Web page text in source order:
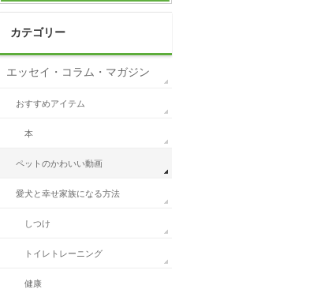
カテゴリー
エッセイ・コラム・マガジン
おすすめアイテム
本
ペットのかわいい動画
愛犬と幸せ家族になる方法
しつけ
トイレトレーニング
健康